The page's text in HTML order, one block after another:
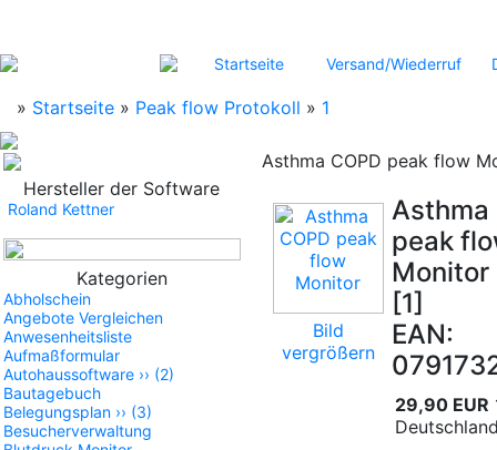
Startseite Versand/Wiederruf
» Startseite » Peak flow Protokoll » 1
Hersteller der Software
Roland Kettner
Kategorien
Abholschein
Angebote Vergleichen
Anwesenheitsliste
Aufmaßformular
Autohaussoftware ›› (2)
Bautagebuch
Belegungsplan ›› (3)
Besucherverwaltung
Asthma COPD peak flow
Bild
vergrößern
Asthma
peak
Monitor
[1]
EAN:
29,90 EUR